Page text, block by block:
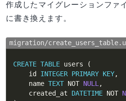
作成したマイグレーションファ
に書き換えます。
migration/
CREATE TABLE users
(
    id
INTEGER PRIMARY KEY,
    name
TEXT NOT NULL ,
    created_at
DATETIME NOT